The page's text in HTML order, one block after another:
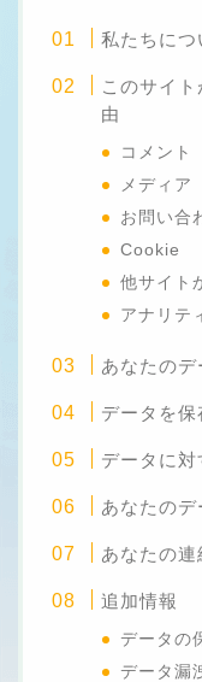
私たちにつ
このサイ
由
コメント
メディア
お問い合
Cookie
他サイト
アナリテ
あなたの
データを保
データに対
あなたの
あなたの連
追加情報
データの
データ漏